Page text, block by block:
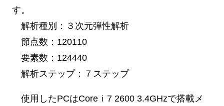
す。
解析種別：３次元弾性解析
節点数：120110
要素数：124440
解析ステップ：７ステップ
使用したPCはCoreｉ7 2600 3.4GHzで搭載メ